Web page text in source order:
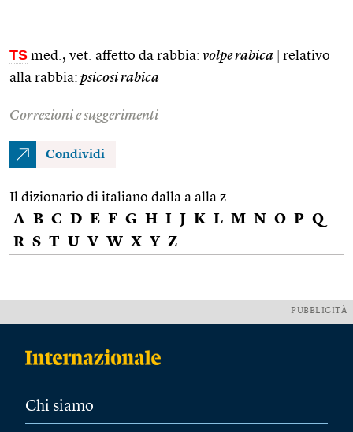
TS med., vet. affetto da rabbia: volpe rabica
relativo
alla rabbia: psicosi rabica
Correzioni e suggerimenti
Condividi
Il dizionario di italiano dalla a alla z
A B C D E F G H I J K L M N O P Q
R S T U V W X Y Z
PUBBLICITÀ
Chi siamo